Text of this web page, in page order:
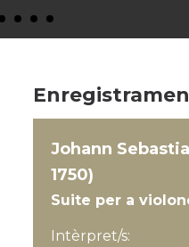
Johann
1750)
Suite per a
Intèrpret/s: